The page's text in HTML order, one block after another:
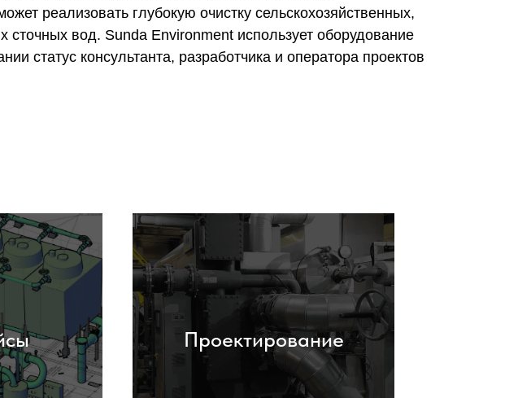
реализовать глубокую очистку сельскохозяйственных,
вод. Sunda Environment использует оборудование
статус консультанта, разработчика и оператора проектов
Проектирование